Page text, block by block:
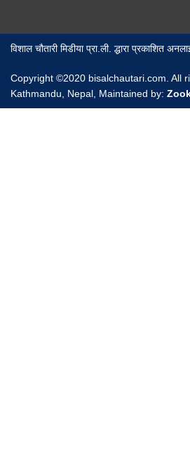
विशाल चौतारी मिडीया प्रा.ली. द्धारा प्रकाशित
Copyright ©2020 bisalchautari.com. All
Kathmandu, Nepal, Maintained by: